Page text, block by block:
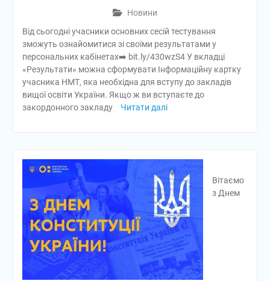
Новини
Від сьогодні учасники основних сесій тестування
зможуть ознайомитися зі своїми результатами у
персональних кабінетах➡️ bit.ly/430wzS4 У вкладці
«Результати» можна сформувати Інформаційну картку
учасника НМТ, яка необхідна для вступу до закладів
вищої освіти України. Якщо ж ви вступаєте до
закордонного закладу
Читати далі
Вітаємо
з Днем